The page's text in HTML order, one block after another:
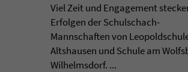
Viel Zeit und Engagement
Erfolgen der Schulschach-
Mannschaften von
Altshausen und Schule am
Wilhelmsdorf. ...